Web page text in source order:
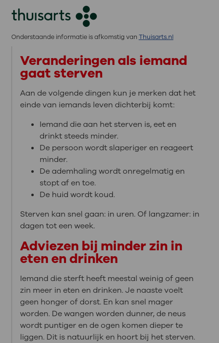
Onderstaande informatie is afkomstig van Thuisarts.nl
Veranderingen als iemand
gaat sterven
Aan de volgende dingen kun je merken dat het
einde van iemands leven dichterbij komt:
Iemand die aan het sterven is, eet en
drinkt steeds minder.
De persoon wordt slaperiger en reageert
minder.
De ademhaling wordt onregelmatig en
stopt af en toe.
De huid wordt koud.
Sterven kan snel gaan: in uren. Of langzamer: in
dagen tot een week.
Adviezen bij minder zin in
eten en drinken
Iemand die sterft heeft meestal weinig of geen
zin meer in eten en drinken. Je naaste voelt
geen honger of dorst. En kan snel mager
worden. De wangen worden dunner, de neus
wordt puntiger en de ogen komen dieper te
liggen. Dit is natuurlijk en hoort bij het sterven.